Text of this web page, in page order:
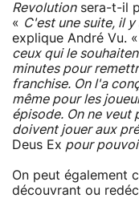
Revolutionsera-t-il
« C'est une suite, il
explique André Vu.
ceux qui le
minutes pour
franchise. On l'a
même pour les
épisode. On ne veut
doivent jouer aux
Deus Ex pour
On peut également
découvrant ou